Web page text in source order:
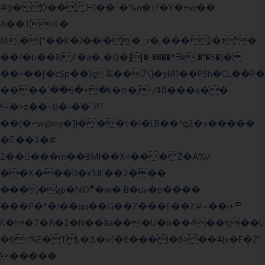
#ϙ�O�� :H1��`�%n�tf�Y�+w��
A��Ts4�
M:�{*��K�J��l��_r�,���J�t"�
��{�b��8,F�a�,�Q�][�-����*Ǝk,�"�6�]�
��>��[�c$p��)g&��7\]�yM1��PSh�CL��P�
����՝��6�+�k�ơ�;-/4ƃ���a��
�>z��=8�-��`PT
��(�+w@ny�]I���t�I�LB��^g2�v�����
��ٕ�2�#
2�����m��8Ml��X<��� Z�A%/
��X���B�x'UE��֔2���
����@�NiO®�w� B�uv�p����
���P�*�I��qu��G��Z��� E��Z#~��i+ᄐ
K��7�A�2�N��ăa���U�ɢ��4��tj��L
�6n%E�TL�ݎ�vf�6���i�6>��4|x�E�Ź"
�����